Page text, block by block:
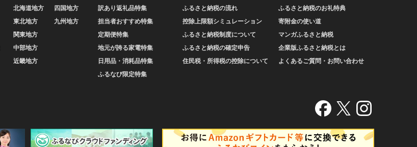
北海道地方
東北地方
関東地方
中部地方
近畿地方
四国地方
九州地方
訳あり返礼品特集
担当者おすすめ特集
定期便特集
地元が誇る家電特集
日用品・消耗品特集
ふるなび限定特集
ふるさと納税の流れ
控除上限額シミュレーション
ふるさと納税制度について
ふるさと納税の確定申告
住民税・所得税の控除について
ふるさと納税のお礼特典
寄附金の使い道
マンガふるさと納税
企業版ふるさと納税とは
よくあるご質問・お問い合わせ